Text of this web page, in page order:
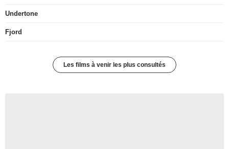
Undertone
Fjord
Les films à venir les plus consultés